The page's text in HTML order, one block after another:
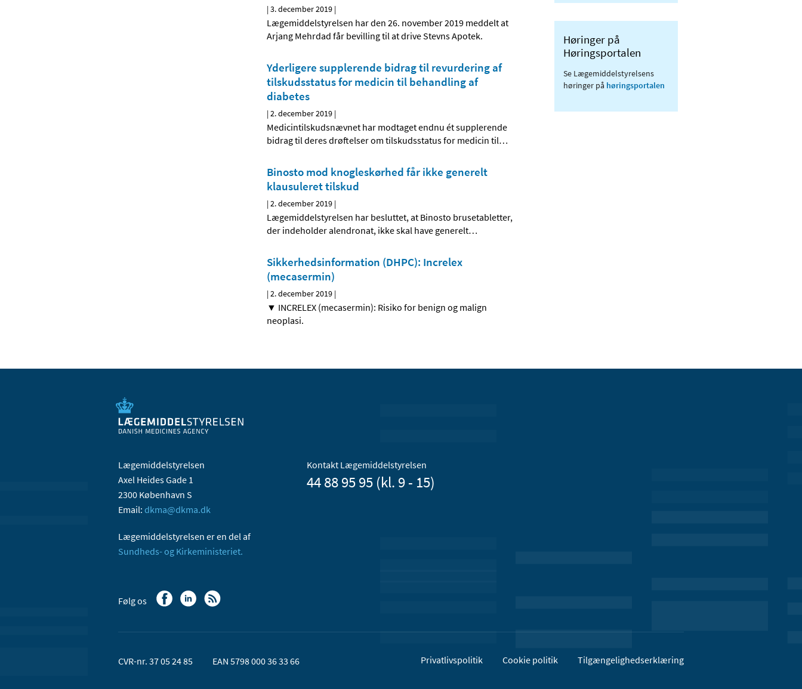
|3. december 2019 |
Lægemiddelstyrelsen har den 26. november 2019 meddelt at
Arjang Mehrdad får bevilling til at drive Stevns Apotek.
Yderligere supplerende bidrag til revurdering af
tilskudsstatus for medicin til behandling af
diabetes
|2. december 2019 |
Medicintilskudsnævnet har modtaget endnu ét supplerende
bidrag til deres drøftelser om tilskudsstatus for medicin til…
Binosto mod knogleskørhed får ikke generelt
klausuleret tilskud
|2. december 2019 |
Lægemiddelstyrelsen har besluttet, at Binosto brusetabletter,
der indeholder alendronat, ikke skal have generelt…
Sikkerhedsinformation (DHPC): Increlex
(mecasermin)
|2. december 2019 |
▼ INCRELEX (mecasermin): Risiko for benign og malign
neoplasi.
Høringer på
Høringsportalen
Se Lægemiddelstyrelsens
høringer på høringsportalen
Lægemiddelstyrelsen
Axel Heides Gade 1
2300 København S
Email: dkma@dkma.dk
Lægemiddelstyrelsen er en del af
Sundheds- og Kirkeministeriet.
Kontakt Lægemiddelstyrelsen
44 88 95 95 (kl. 9 - 15)
Følg os
CVR-nr. 37 05 24 85 EAN 5798 000 36 33 66 Privatlivspolitik Cookie politik Tilgængelighedserklæring